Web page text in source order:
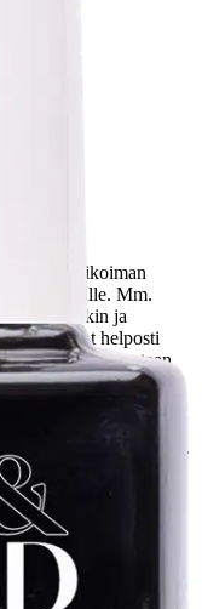
laajan valikoiman
ystäville. Mm.
pinkin ja
sävyt ovat helposti
valmistetaan
raaka-aineista
kestää
Levitys on helppoa
levityskerroksella.